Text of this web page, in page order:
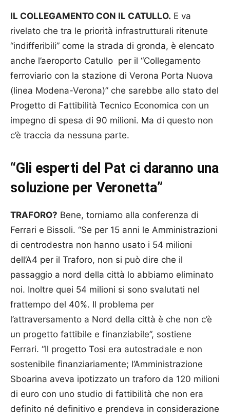
IL COLLEGAMENTO CON IL CATULLO. E va
rivelato che tra le priorità infrastrutturali ritenute
“indifferibili” come la strada di gronda, è elencato
anche l’aeroporto Catullo per il “Collegamento
ferroviario con la stazione di Verona Porta Nuova
(linea Modena-Verona)” che sarebbe allo stato del
Progetto di Fattibilità Tecnico Economica con un
impegno di spesa di 90 milioni. Ma di questo non
c’è traccia da nessuna parte.
“Gli esperti del Pat ci daranno una
soluzione per Veronetta”
TRAFORO? Bene, torniamo alla conferenza di
Ferrari e Bissoli. “Se per 15 anni le Amministrazioni
di centrodestra non hanno usato i 54 milioni
dell’A4 per il Traforo, non si può dire che il
passaggio a nord della città lo abbiamo eliminato
noi. Inoltre quei 54 milioni si sono svalutati nel
frattempo del 40%. Il problema per
l’attraversamento a Nord della città è che non c’è
un progetto fattibile e finanziabile”, sostiene
Ferrari. “Il progetto Tosi era autostradale e non
sostenibile finanziariamente; l’Amministrazione
Sboarina aveva ipotizzato un traforo da 120 milioni
di euro con uno studio di fattibilità che non era
definito né definitivo e prendeva in considerazione